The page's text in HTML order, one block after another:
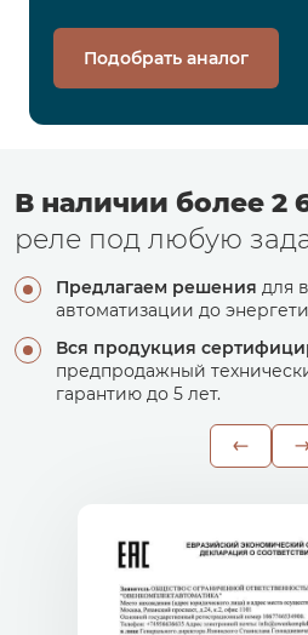
Подобрать аналог
В наличии более 2
реле под любую
Предлагаем решения для
автоматизации до
Вся продукция
предпродажный
гарантию до 5 лет.